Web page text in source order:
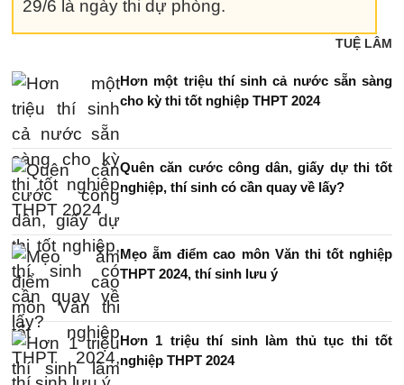
29/6 là ngày thi dự phòng.
TUỆ LÂM
Hơn một triệu thí sinh cả nước sẵn sàng
cho kỳ thi tốt nghiệp THPT 2024
Quên căn cước công dân, giấy dự thi tốt
nghiệp, thí sinh có cần quay về lấy?
Mẹo ẵm điểm cao môn Văn thi tốt nghiệp
THPT 2024, thí sinh lưu ý
Hơn 1 triệu thí sinh làm thủ tục thi tốt
nghiệp THPT 2024